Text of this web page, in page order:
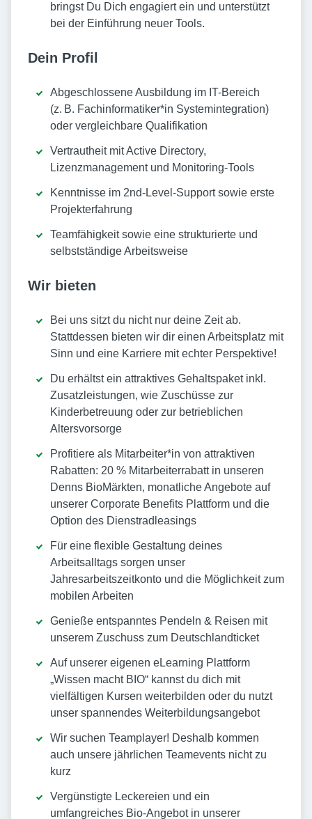
bringst Du Dich engagiert ein und unterstützt
bei der Einführung neuer Tools.
Dein Profil
Abgeschlossene Ausbildung im IT-Bereich
(z. B. Fachinformatiker*in Systemintegration)
oder vergleichbare Qualifikation
Vertrautheit mit Active Directory,
Lizenzmanagement und Monitoring-Tools
Kenntnisse im 2nd-Level-Support sowie erste
Projekterfahrung
Teamfähigkeit sowie eine strukturierte und
selbstständige Arbeitsweise
Wir bieten
Bei uns sitzt du nicht nur deine Zeit ab.
Stattdessen bieten wir dir einen Arbeitsplatz mit
Sinn und eine Karriere mit echter Perspektive!
Du erhältst ein attraktives Gehaltspaket inkl.
Zusatzleistungen, wie Zuschüsse zur
Kinderbetreuung oder zur betrieblichen
Altersvorsorge
Profitiere als Mitarbeiter*in von attraktiven
Rabatten: 20 % Mitarbeiterrabatt in unseren
Denns BioMärkten, monatliche Angebote auf
unserer Corporate Benefits Plattform und die
Option des Dienstradleasings
Für eine flexible Gestaltung deines
Arbeitsalltags sorgen unser
Jahresarbeitszeitkonto und die Möglichkeit zum
mobilen Arbeiten
Genieße entspanntes Pendeln & Reisen mit
unserem Zuschuss zum Deutschlandticket
Auf unserer eigenen eLearning Plattform
„Wissen macht BIO“ kannst du dich mit
vielfältigen Kursen weiterbilden oder du nutzt
unser spannendes Weiterbildungsangebot
Wir suchen Teamplayer! Deshalb kommen
auch unsere jährlichen Teamevents nicht zu
kurz
Vergünstigte Leckereien und ein
umfangreiches Bio-Angebot in unserer